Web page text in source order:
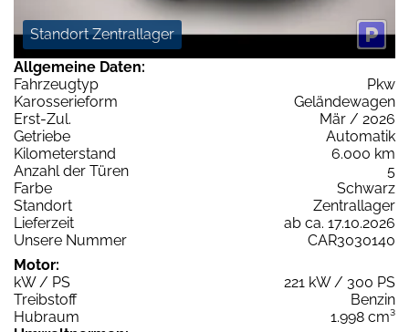
Standort Zentrallager
Allgemeine Daten:
Fahrzeugtyp
Pkw
Karosserieform
Geländewagen
Erst-Zul.
Mär / 2026
Getriebe
Automatik
Kilometerstand
6.000 km
Anzahl der Türen
5
Farbe
Schwarz
Standort
Zentrallager
Lieferzeit
ab ca. 17.10.2026
Unsere Nummer
CAR3030140
Motor:
kW / PS
221 kW / 300 PS
Treibstoff
Benzin
Hubraum
1.998 cm³